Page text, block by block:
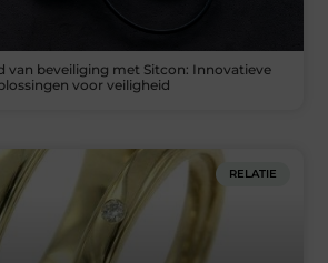
van beveiliging met Sitcon: Innovatieve
voor veiligheid
RELATIE